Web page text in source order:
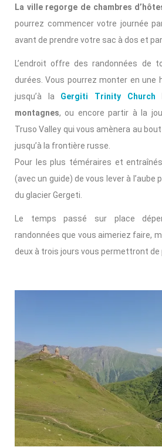
La ville regorge de chambres
pourrez commencer votre journée
avant de prendre votre sac à dos et
L’endroit offre des randonnées de
durées. Vous pourrez monter en une
jusqu’à la Gergiti Trinity Church
montagnes, ou encore partir à la
Truso Valley qui vous amènera au
jusqu’à la frontière russe.
Pour les plus téméraires et
(avec un guide) de vous lever à l’aube
du glacier Gergeti.
Le temps passé sur place
randonnées que vous aimeriez faire,
deux à trois jours vous permettront de